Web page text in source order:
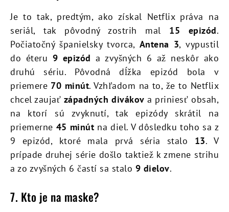
Je to tak, predtým, ako získal Netflix práva na
seriál, tak pôvodný zostrih mal 15 epizód.
Počiatočný španielsky tvorca, Antena 3, vypustil
do éteru 9 epizód a zvyšných 6 až neskôr ako
druhú sériu. Pôvodná dĺžka epizód bola v
priemere 70 minút. Vzhľadom na to, že to Netflix
chcel zaujať západných divákov a priniesť obsah,
na ktorí sú zvyknutí, tak epizódy skrátil na
priemerne 45 minút na diel. V dôsledku toho sa z
9 epizód, ktoré mala prvá séria stalo 13. V
prípade druhej série došlo taktiež k zmene strihu
a zo zvyšných 6 častí sa stalo 9 dielov.
7. Kto je na maske?